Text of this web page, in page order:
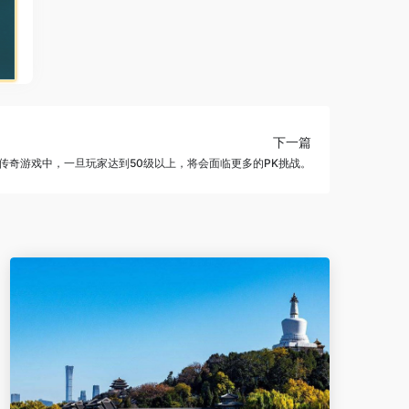
下一篇
奇游戏中，一旦玩家达到50级以上，将会面临更多的PK挑战。